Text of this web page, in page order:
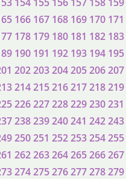
166 167 168 169 170 171
178 179 180 181 182 183
190 191 192 193 194 195
202203204205206207
214215216217218219
226227228229230231
238239240241 242243
250251 252253254255
262263264265266267
274275276277278279